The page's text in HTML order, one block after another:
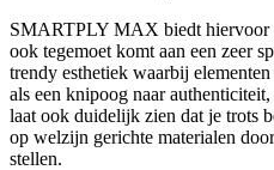
SMARTPLY MAX biedt hiervoor
ook tegemoet komt aan een zeer
trendy esthetiek waarbij
als een knipoog naar
laat ook duidelijk zien dat je trots
op welzijn gerichte materialen
stellen.